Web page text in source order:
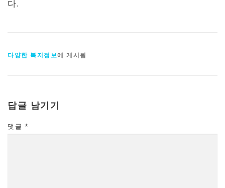
다.
다양한 복지정보에 게시됨
답글 남기기
댓글 *